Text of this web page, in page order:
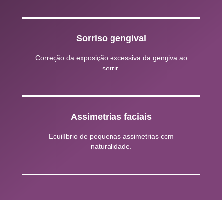
Sorriso gengival
Correção da exposição excessiva da gengiva ao
sorrir.
Assimetrias faciais
Equilíbrio de pequenas assimetrias com
naturalidade.